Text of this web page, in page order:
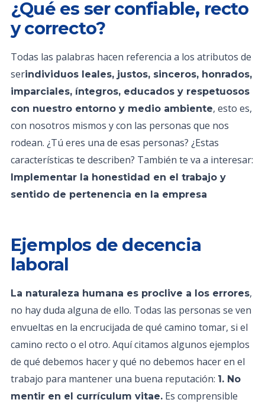
¿Qué es ser confiable, recto
y correcto?
Todas las palabras hacen referencia a los atributos de
serindividuos leales, justos, sinceros, honrados,
imparciales, íntegros, educados y respetuosos
con nuestro entorno y medio ambiente, esto es,
con nosotros mismos y con las personas que nos
rodean. ¿Tú eres una de esas personas? ¿Estas
características te describen? También te va a interesar:
Implementar la honestidad en el trabajo y
sentido de pertenencia en la empresa
Ejemplos de decencia
laboral
La naturaleza humana es proclive a los errores,
no hay duda alguna de ello. Todas las personas se ven
envueltas en la encrucijada de qué camino tomar, si el
camino recto o el otro. Aquí citamos algunos ejemplos
de qué debemos hacer y qué no debemos hacer en el
trabajo para mantener una buena reputación: 1. No
mentir en el currículum vitae. Es comprensible